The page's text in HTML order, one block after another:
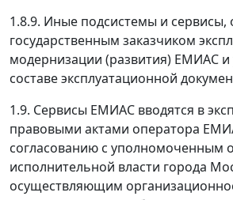
1.8.9. Иные подсистемы и
государственным заказчиком
модернизации (развития) ЕМИАС и
составе эксплуатационной
1.9. Сервисы ЕМИАС вводятся в
правовыми актами оператора
согласованию с уполномоченным
исполнительной власти города
осуществляющим